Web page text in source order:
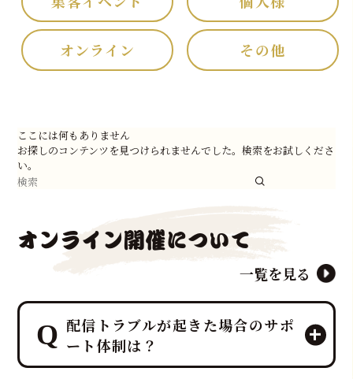
オンライン その他
ここには何もありません
お探しのコンテンツを見つけられませんでした。検索をお試しくださ
い。
オンライン開催について
一覧を見る
配信トラブルが起きた場合のサポ
ート体制は？